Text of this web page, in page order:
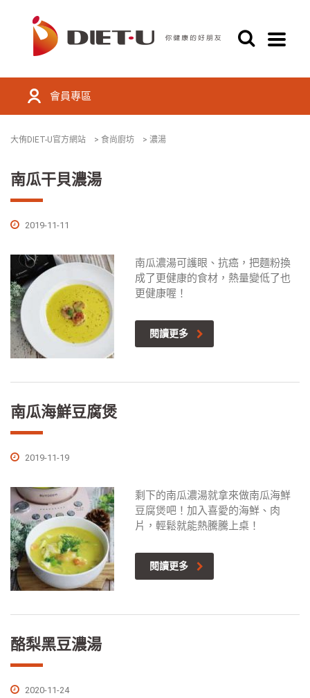
會員專區
大侑DIET-U官方網站 > 食尚廚坊 > 濃湯
南瓜干貝濃湯
2019-11-11
南瓜濃湯可護眼、抗癌，把麵粉換
成了更健康的食材，熱量變低了也
更健康喔！
閱讀更多
南瓜海鮮豆腐煲
2019-11-19
剩下的南瓜濃湯就拿來做南瓜海鮮
豆腐煲吧！加入喜愛的海鮮、肉
片，輕鬆就能熱騰騰上桌！
閱讀更多
酪梨黑豆濃湯
2020-11-24